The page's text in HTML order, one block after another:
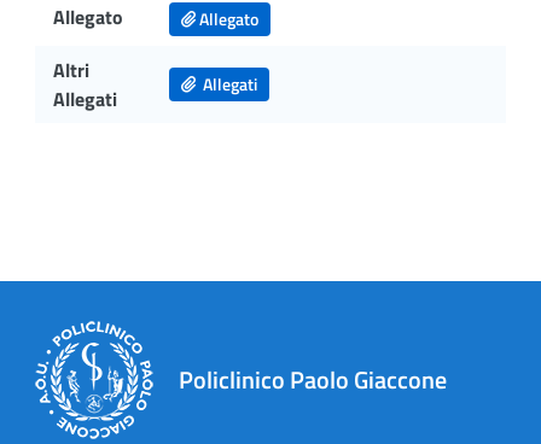
Allegato Allegato
Altri
Allegati
Allegati
Policlinico Paolo Giaccone